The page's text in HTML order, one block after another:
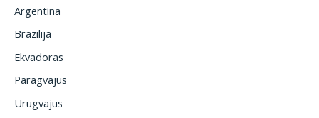
Argentina
Brazilija
Ekvadoras
Paragvajus
Urugvajus